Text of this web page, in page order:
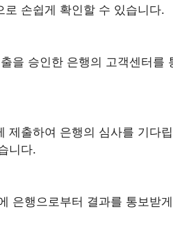
로 손쉽게 확인할 수 있습니다.
을 승인한 은행의 고객센터를
제출하여 은행의 심사를 기다
니다.
은행으로부터 결과를 통보받